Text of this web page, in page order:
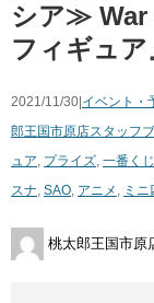
シア≫ War
フィギュア
2021/11/30| イベント・
郎王国市原店スタッフ
ュア, プライズ, 一番くじ
スナ, SAO, アニメ , ミニ
桃太郎王国市原